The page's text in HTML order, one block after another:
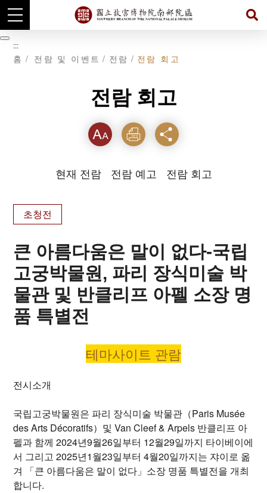
주
요
暫 :::
홈 전람 및 이벤트 전람 전람 회고
전람 회고
텍스
기를
인쇄 공유
현재 전람 전람 예고 전람 회고
초청전
큰 아름다움은 말이 없다-국립
고궁박물원, 파리 장식미술 박
물관 및 반클리프 아펠 소장 명
품 특별전
테마사이트 관람
전시소개
국립고궁박물원은 파리 장식미술 박물관（Paris Musée
des Arts Décoratifs）및 Van Cleef & Arpels 반클리프 아
펠과 함께 2024년9월26일부터 12월29일까지 타이베이에
서 그리고 2025년1월23일부터 4월20일까지는 쟈이로 옮
겨 「큰 아름다움은 말이 없다」소장 명품 특별전을 개최
합니다.